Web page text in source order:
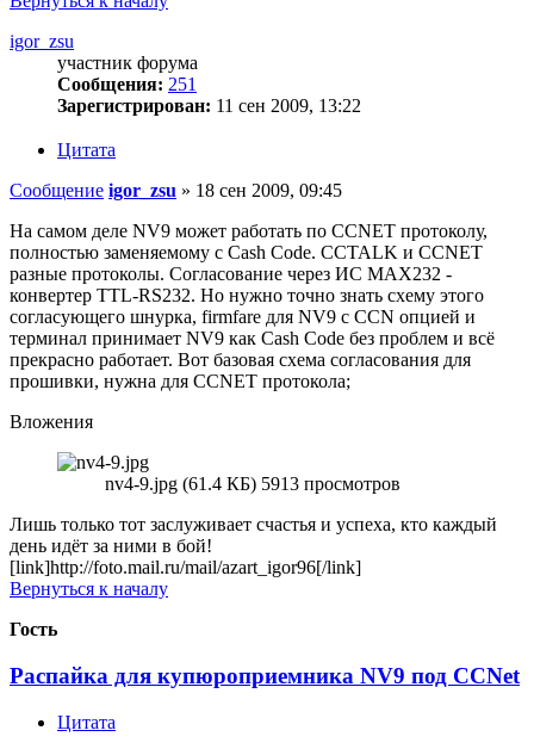
igor_zsu
участник форума
Сообщения: 251
Зарегистрирован: 11 сен 2009, 13:22
Цитата
Сообщение igor_zsu » 18 сен 2009, 09:45
На самом деле NV9 может работать по CCNET протоколу,
полностью заменяемому с Cash Code. CCTALK и CCNET
разные протоколы. Согласование через ИС МАХ232 -
конвертер TTL-RS232. Но нужно точно знать схему этого
согласующего шнурка, firmfare для NV9 с CCN опцией и
терминал принимает NV9 как Cash Code без проблем и всё
прекрасно работает. Вот базовая схема согласования для
прошивки, нужна для CCNET протокола;
Вложения
nv4-9.jpg (61.4 КБ) 5913 просмотров
Лишь только тот заслуживает счастья и успеха, кто каждый
день идёт за ними в бой!
[link]http://foto.mail.ru/mail/azart_igor96[/link]
Вернуться к началу
Гость
Распайка для купюроприемника NV9 под CCNet
Цитата